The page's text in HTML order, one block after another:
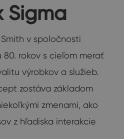
Sigma
v spoločnosti
rokov s cieľom merať
výrobkov a služieb.
zostáva základom
zmenami, ako
z hľadiska interakcie